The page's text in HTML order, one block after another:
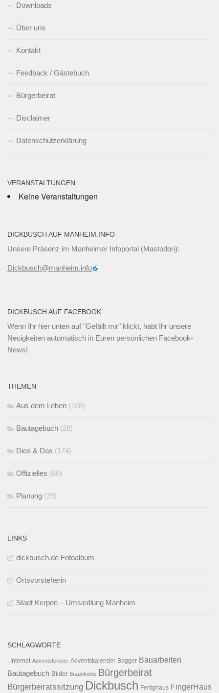
Downloads
Über uns
Kontakt
Feedback / Gästebuch
Bürgerbeirat
Disclaimer
Datenschutzerklärung
VERANSTALTUNGEN
Keine Veranstaltungen
DICKBUSCH AUF MANHEIM.INFO
Unsere Präsenz im Manheimer Infoportal (Mastodon):
Dickbusch@manheim.info
DICKBUSCH AUF FACEBOOK
Wenn Ihr hier unten auf "Gefällt mir" klickt, habt Ihr unsere
Neuigkeiten automatisch in Euren persönlichen Facebook-
News!
THEMEN
Aus dem Leben (108)
Bautagebuch (28)
Dies & Das (174)
Offizielles (80)
Planung (25)
LINKS
dickbusch.de Fotoalbum
Ortsvorsteherin
Stadt Kerpen – Umsiedlung Manheim
SCHLAGWORTE
. Internet Adventsfenster Adventskalender Bagger Bauarbeiten
Bautagebuch Bilder Braunkohle Bürgerbeirat
Bürgerbeiratssitzung Dickbusch Fertighaus FingerHaus